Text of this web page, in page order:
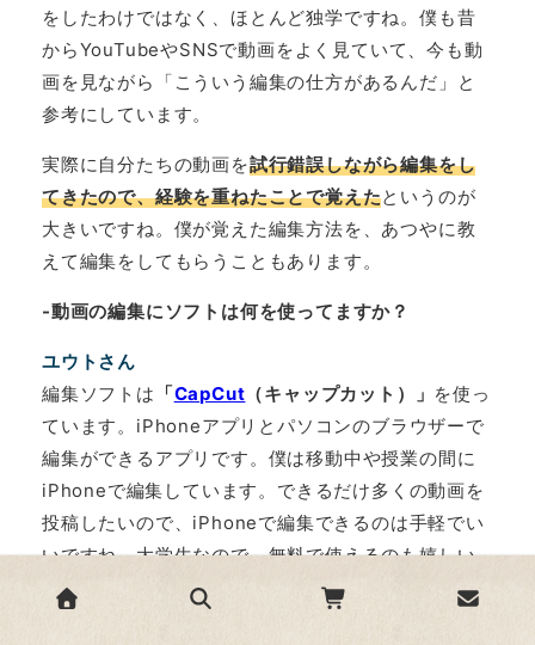
をしたわけではなく、ほとんど独学ですね。僕も昔
からYouTubeやSNSで動画をよく見ていて、今も動
画を見ながら「こういう編集の仕方があるんだ」と
参考にしています。
実際に自分たちの動画を試行錯誤しながら編集をし
てきたので、経験を重ねたことで覚えたというのが
大きいですね。僕が覚えた編集方法を、あつやに教
えて編集をしてもらうこともあります。
-動画の編集にソフトは何を使ってますか？
ユウトさん
編集ソフトは 「CapCut （キャップカット）」 を使っ
ています。iPhoneアプリとパソコンのブラウザーで
編集ができるアプリです。僕は移動中や授業の間に
iPhoneで編集しています。できるだけ多くの動画を
投稿したいので、iPhoneで編集できるのは手軽でい
いですね。大学生なので、無料で使えるのも嬉しい
です 。